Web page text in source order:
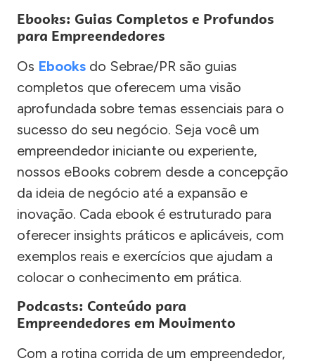
Ebooks: Guias Completos e Profundos
para Empreendedores
Os Ebooks do Sebrae/PR são guias
completos que oferecem uma visão
aprofundada sobre temas essenciais para o
sucesso do seu negócio. Seja você um
empreendedor iniciante ou experiente,
nossos eBooks cobrem desde a concepção
da ideia de negócio até a expansão e
inovação. Cada ebook é estruturado para
oferecer insights práticos e aplicáveis, com
exemplos reais e exercícios que ajudam a
colocar o conhecimento em prática.
Podcasts: Conteúdo para
Empreendedores em Movimento
Com a rotina corrida de um empreendedor,